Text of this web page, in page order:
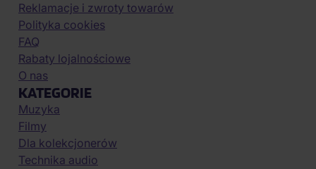
Reklamacje i zwroty towarów
Polityka cookies
FAQ
Rabaty lojalnościowe
O nas
KATEGORIE
Muzyka
Filmy
Dla kolekcjonerów
Technika audio